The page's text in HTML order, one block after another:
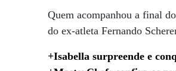
Quem acompanhou a final
do ex-atleta Fernando
+Isabella surpreende e